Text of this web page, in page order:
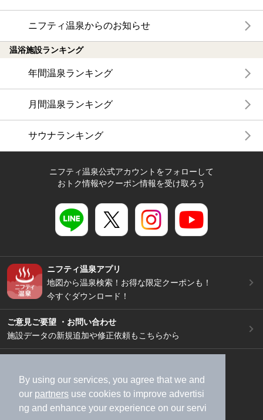
By using our services, you agree that we and
our partners use cookies to improve advertisi
ng and enhance your experience on our servi
ニフティ温泉からのお知らせ
温浴施設ランキング
年間温泉ランキング
月間温泉ランキング
サウナランキング
ニフティ温泉公式アカウントをフォローして
おトク情報やクーポン情報を受け取ろう
ニフティ温泉アプリ
地図から温泉検索！お得な限定クーポンも！
今すぐダウンロード！
ご意見ご要望 ・お問い合わせ
施設データの新規追加や修正依頼もこちらから
加盟店募集（資料請求）
広告出稿のご案内
利用規約
ライフスタイルMEMBERS+規約
特定商取引法に基づく表記
ヘルプ 採用情報